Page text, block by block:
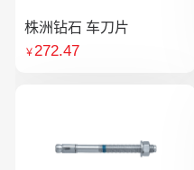
株洲钻石 车刀片
￥272.47